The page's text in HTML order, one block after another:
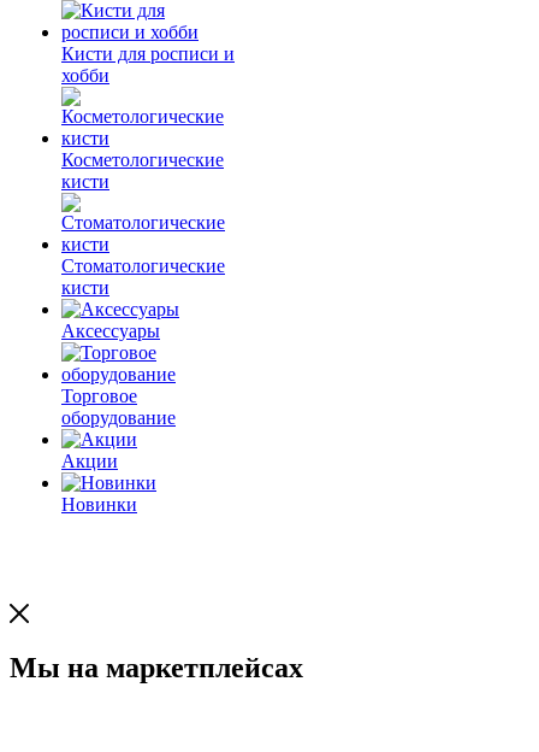
Кисти для росписи и
хобби
Косметологические
кисти
Стоматологические
кисти
Аксессуары
Торговое
оборудование
Акции
Новинки
Мы на маркетплейсах